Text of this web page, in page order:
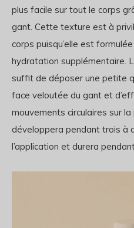
plus facile sur tout le corps
gant. Cette texture est à
corps puisqu’elle est
hydratation supplémentaire.
suffit de déposer une petite
face veloutée du gant et
mouvements circulaires sur
développera pendant trois à
l’application et durera